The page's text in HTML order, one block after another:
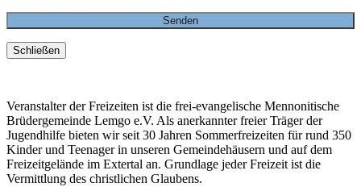
Schließen
Veranstalter der Freizeiten ist die frei-evangelische Mennonitische
Brüdergemeinde Lemgo e.V. Als anerkannter freier Träger der
Jugendhilfe bieten wir seit 30 Jahren Sommerfreizeiten für rund 350
Kinder und Teenager in unseren Gemeindehäusern und auf dem
Freizeitgelände im Extertal an. Grundlage jeder Freizeit ist die
Vermittlung des christlichen Glaubens.